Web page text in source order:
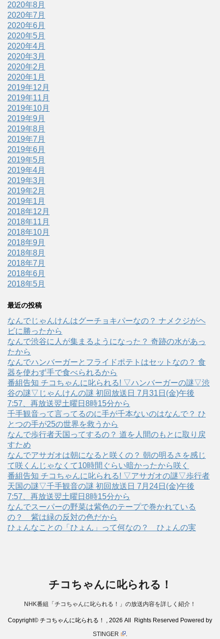
2020年8月
2020年7月
2020年6月
2020年5月
2020年4月
2020年3月
2020年2月
2020年1月
2019年12月
2019年11月
2019年10月
2019年9月
2019年8月
2019年7月
2019年6月
2019年5月
2019年4月
2019年3月
2019年2月
2019年1月
2018年12月
2018年11月
2018年10月
2018年9月
2018年8月
2018年7月
2018年6月
2018年5月
最近の投稿
なんでじゃんけんはグーチョキパーなの？ ナメクジがヘ
ビに勝ったから
なんで渋谷に人が集まるようになった？ 奇跡の水があっ
たから
なんでハンバーガーとフライドポテトはセットなの？ 食
器を使わず手で食べられるから
番組告知 チコちゃんに叱られる! ▽ハンバーガーの謎▽渋
谷の謎▽じゃんけんの謎 初回放送日 7月31日(金)午後
7:57、再放送翌土曜日8時15分から
千手観音って言ってるのに手が千本ないのはなんで？ ひ
とつの手が25の世界を救うから
なんで歩行者天国ってするの？ 道を人間のもとに取り戻
すため
なんでアサガオは朝になると咲くの？ 朝の明るさを感じ
て咲くんじゃなくて10時間ぐらい暗かったから咲く
番組告知 チコちゃんに叱られる! ▽アサガオの謎▽歩行者
天国の謎▽千手観音の謎 初回放送日 7月24日(金)午後
7:57、再放送翌土曜日8時15分から
なんでスーパーの野菜は紫色のテープで巻かれている
の？ 紫は緑の反対の色だから
ひょんなことの「ひょん」って何なの？ ひょんの実
チコちゃんに叱られる！
NHK番組「チコちゃんに叱られる！」の放送内容を詳しく紹介！
Copyright© チコちゃんに叱られる！ , 2026 All Rights Reserved Powered by
STINGER
.